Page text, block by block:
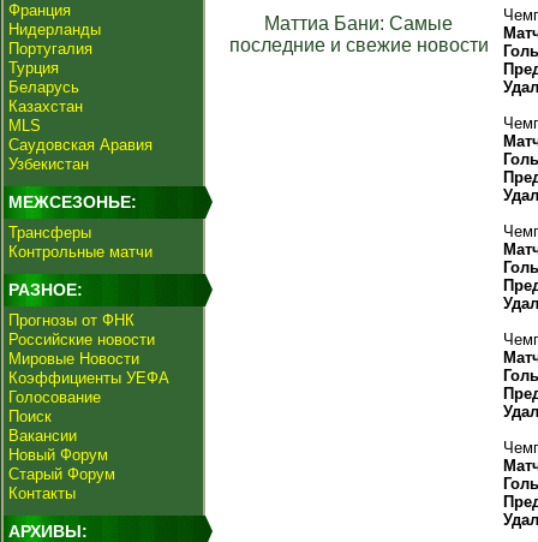
Франция
Нидерланды
Португалия
Турция
Беларусь
Казахстан
MLS
Саудовская Аравия
Узбекистан
МЕЖСЕЗОНЬЕ:
Трансферы
Контрольные матчи
РАЗНОЕ:
Прогнозы от ФНК
Российские новости
Мировые Новости
Коэффициенты УЕФА
Голосование
Поиск
Вакансии
Новый Форум
Старый Форум
Контакты
АРХИВЫ:
Маттиа Бани: Самые
последние и свежие новости